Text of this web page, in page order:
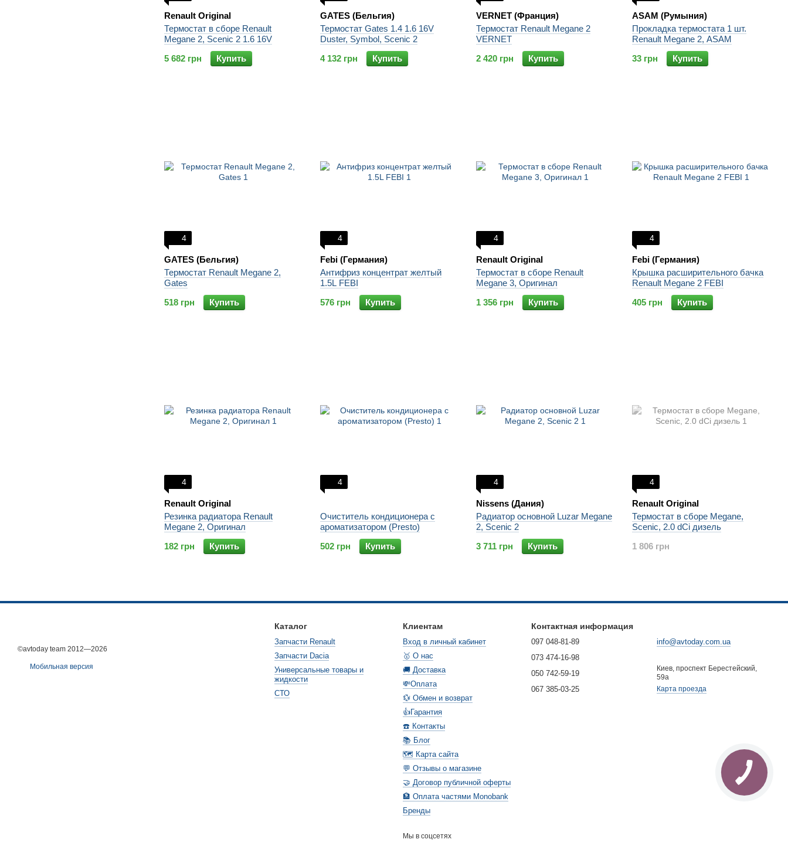
Renault Original
Термостат в сборе Renault
Megane 2, Scenic 2 1.6 16V
5 682 грн
Купить
GATES (Бельгия)
Термостат Gates 1.4 1.6 16V
Duster, Symbol, Scenic 2
4 132 грн
Купить
VERNET (Франция)
Термостат Renault Megane 2
VERNET
2 420 грн
Купить
ASAM (Румыния)
Прокладка термостата 1 шт.
Renault Megane 2, ASAM
33 грн
Купить
4
GATES (Бельгия)
Термостат Renault Megane 2,
Gates
518 грн
Купить
4
Febi (Германия)
Антифриз концентрат желтый
1.5L FEBI
576 грн
Купить
4
Renault Original
Термостат в сборе Renault
Megane 3, Оригинал
1 356 грн
Купить
4
Febi (Германия)
Крышка расширительного бачка
Renault Megane 2 FEBI
405 грн
Купить
4
Renault Original
Резинка радиатора Renault
Megane 2, Оригинал
182 грн
Купить
4
Очиститель кондиционера с
ароматизатором (Presto)
502 грн
Купить
4
Nissens (Дания)
Радиатор основной Luzar Megane
2, Scenic 2
3 711 грн
Купить
4
Renault Original
Термостат в сборе Megane,
Scenic, 2.0 dCi дизель
1 806 грн
©avtoday team 2012—2026
Мобильная версия
Каталог
Запчасти Renault
Запчасти Dacia
Универсальные товары и
жидкости
СТО
Клиентам
Вход в личный кабинет
🥇 О нас
🚚 Доставка
💸Оплата
💱 Обмен и возврат
👍Гарантия
☎️ Контакты
📚 Блог
🗺️ Карта сайта
💬 Отзывы о магазине
🤝 Договор публичной оферты
🏦 Оплата частями Monobank
Бренды
Мы в соцсетях
Контактная информация
097 048-81-89
073 474-16-98
050 742-59-19
067 385-03-25
info@avtoday.com.ua
Киев, проспект Берестейский,
59а
Карта проезда